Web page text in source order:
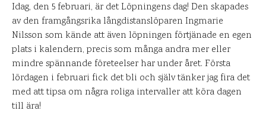
Idag, den 5 februari, är det Löpningens dag! Den skapades
av den framgångsrika långdistanslöparen Ingmarie
Nilsson som kände att även löpningen förtjänade en egen
plats i kalendern, precis som många andra mer eller
mindre spännande företeelser har under året. Första
lördagen i februari fick det bli och själv tänker jag fira det
med att tipsa om några roliga intervaller att köra dagen
till ära!